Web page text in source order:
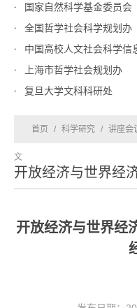
国家自然科学基金委员会
全国哲学社会科学规划办
中国高校人文社会科学信
上海市哲学社会规划办
复旦大学文科科研处
首页 / 科学研究 / 讲座会
文
开放经济与世界经
开放经济与世界经